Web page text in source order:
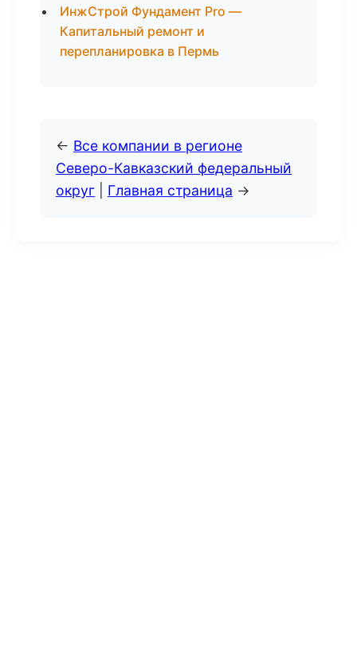
ИнжСтрой Фундамент Pro —
Капитальный ремонт и
перепланировка в Пермь
← Все компании в регионе
Северо-Кавказский федеральный
округ
Главная страница →